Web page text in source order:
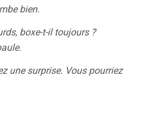
bien.
boxe-t-il toujours ?
une surprise. Vous pourriez